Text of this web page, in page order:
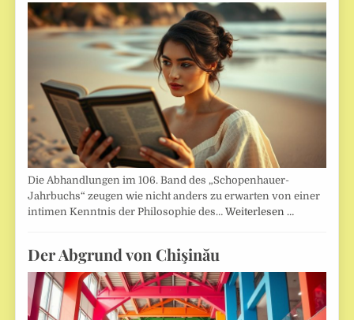
Die Abhandlungen im 106. Band des „Schopenhauer-
Jahrbuchs“ zeugen wie nicht anders zu erwarten von einer
intimen Kenntnis der Philosophie des…Weiterlesen …
Der Abgrund von Chişinău